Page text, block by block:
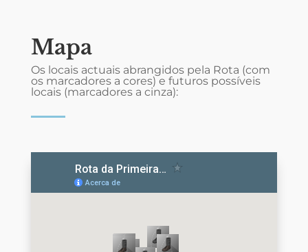
Mapa
Os locais actuais abrangidos pela Rota (com
os marcadores a cores) e futuros possíveis
locais (marcadores a cinza):